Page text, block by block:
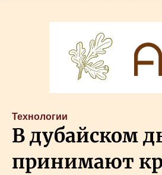
Технологии
В дубайском
принимают